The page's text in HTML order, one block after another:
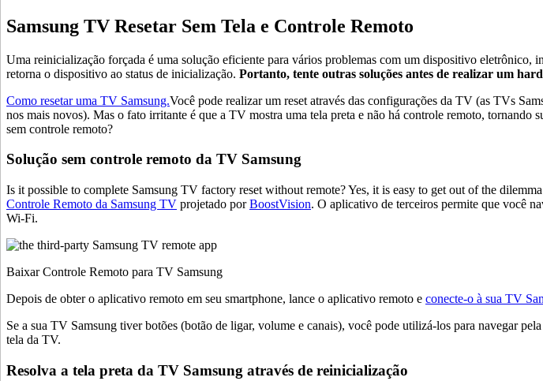
Samsung TV Resetar Sem Tela e Controle Remoto
Uma reinicialização forçada é uma solução eficiente para vários problemas com um dispositivo
retorna o dispositivo ao status de inicialização. Portanto, tente outras soluções antes de realizar um
Como resetar uma TV Samsung.Você pode realizar um reset através das configurações da TV (as TVs
nos mais novos). Mas o fato irritante é que a TV mostra uma tela preta e não há controle remoto,
sem controle remoto?
Solução sem controle remoto da TV Samsung
Is it possible to complete Samsung TV factory reset without remote? Yes, it is easy to get out of the
Controle Remoto da Samsung TV projetado porBoostVision. O aplicativo de terceiros permite que você
Wi-Fi.
Baixar Controle Remoto para TV Samsung
Depois de obter o aplicativo remoto em seu smartphone, lance o aplicativo remoto e conecte-o à sua TV
Se a sua TV Samsung tiver botões (botão de ligar, volume e canais), você pode utilizá-los para navegar
tela da TV.
Resolva a tela preta da TV Samsung através de reinicialização